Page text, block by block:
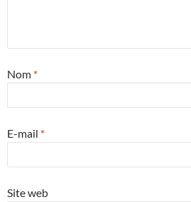
Nom *
E-mail *
Site web